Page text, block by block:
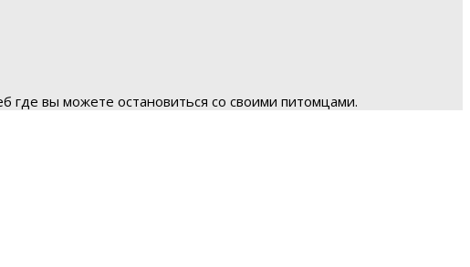
где вы можете остановиться со своими питомцами.